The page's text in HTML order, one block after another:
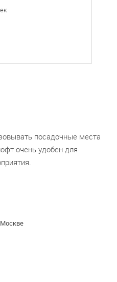
посадочные места
очень удобен для